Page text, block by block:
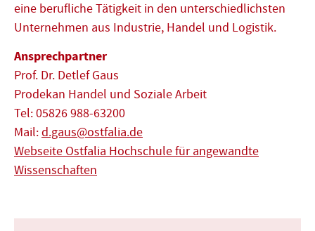
eine berufliche Tätigkeit in den unterschiedlichsten
Unternehmen aus Industrie, Handel und Logistik.
Ansprechpartner
Prof. Dr. Detlef Gaus
Prodekan Handel und Soziale Arbeit
Tel: 05826 988-63200
Mail:d.gaus@ostfalia.de
Webseite Ostfalia Hochschule für angewandte
Wissenschaften